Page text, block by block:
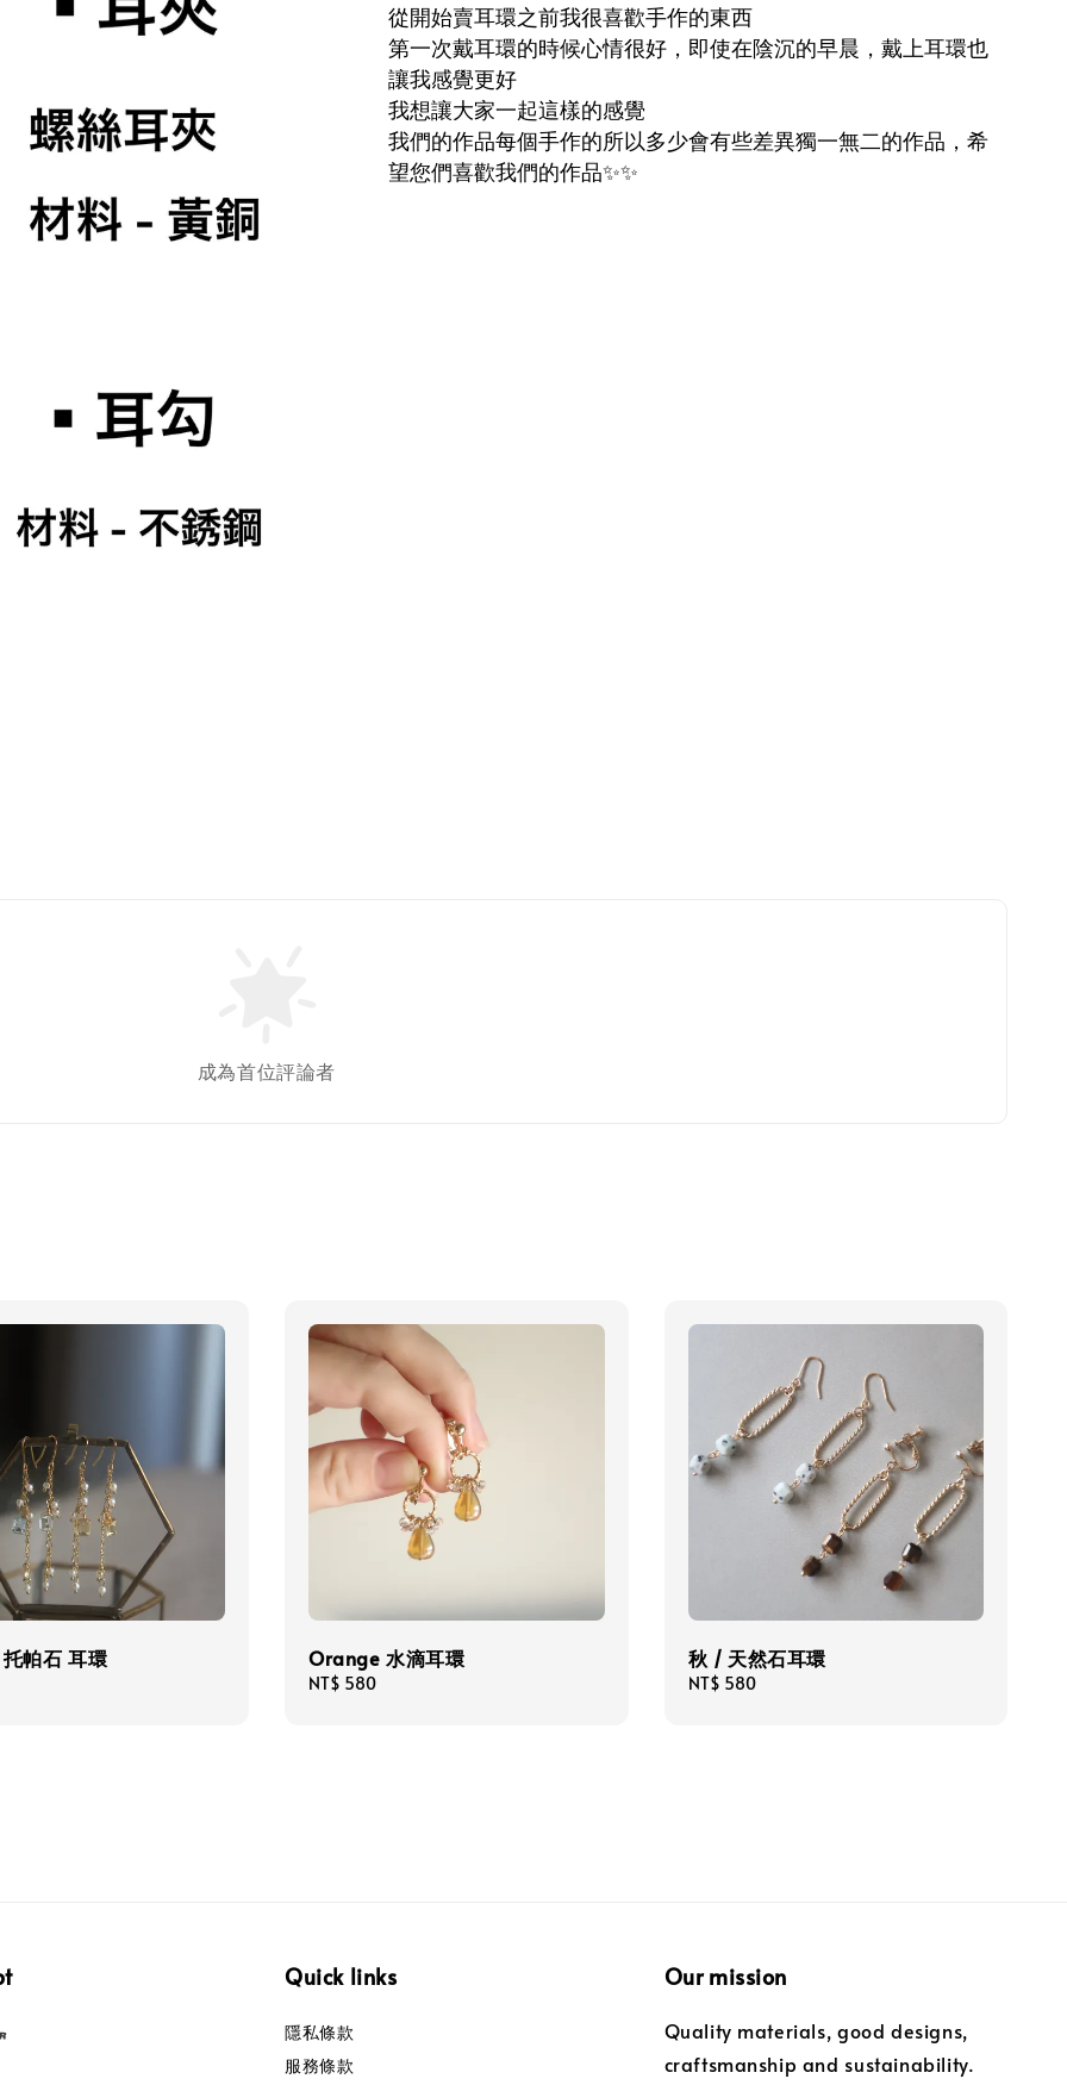
從開始賣耳環之前我很喜歡手作的東西
第一次戴耳環的時候心情很好，即使在陰沉的早晨，戴上耳環也
讓我感覺更好
我想讓大家一起這樣的感覺
我們的作品每個手作的所以多少會有些差異獨一無二的作品，希
望您們喜歡我們的作品✨✨
成為首位評論者
帕石 耳環 Orange 水滴耳環
Regular
NT$ 580
秋 / 天然石耳環
Regular
NT$ 580
Quick links
隱私條款
服務條款
Our mission
Quality materials, good designs,
craftsmanship and sustainability.